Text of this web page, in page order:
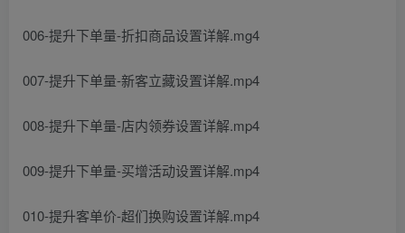
006-提升下单量-折扣商品设置详解.mg4
007-提升下单量-新客立藏设置详解.mp4
008-提升下单量-店内领券设置详解.mp4
009-提升下单量-买增活动设置详解.mp4
010-提升客单价-超们换购设置详解.mp4